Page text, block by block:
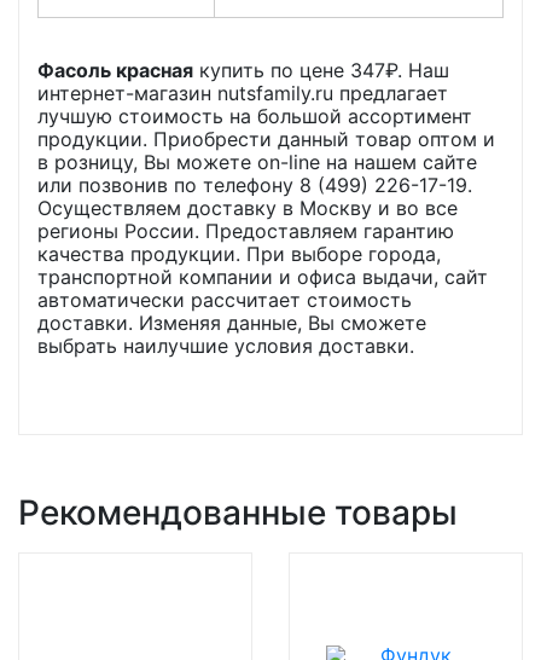
Фасоль красная купить по цене 347₽. Наш
интернет-магазин nutsfamily.ru предлагает
лучшую стоимость на большой ассортимент
продукции. Приобрести данный товар оптом и
в розницу, Вы можете on-line на нашем сайте
или позвонив по телефону 8 (499) 226-17-19.
Осуществляем доставку в Москву и во все
регионы России. Предоставляем гарантию
качества продукции. При выборе города,
транспортной компании и офиса выдачи, сайт
автоматически рассчитает стоимость
доставки. Изменяя данные, Вы сможете
выбрать наилучшие условия доставки.
Рекомендованные товары